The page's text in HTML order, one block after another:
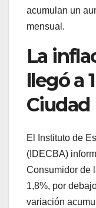
acumulan un
mensual.
La
llegó a
Ciudad
El Instituto de
(IDECBA)
Consumidor de
1,8%, por
variación